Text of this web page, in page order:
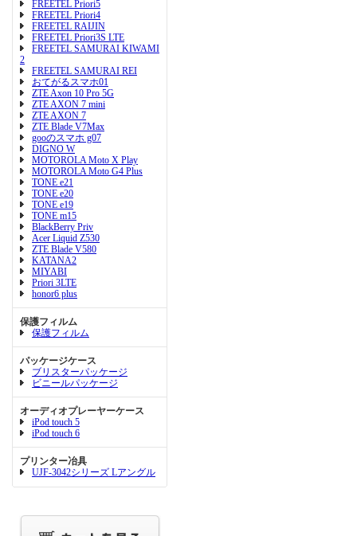
FREETEL Priori5
FREETEL Priori4
FREETEL RAIJIN
FREETEL Priori3S LTE
FREETEL SAMURAI KIWAMI
2
FREETEL SAMURAI REI
おてがるスマホ01
ZTE Axon 10 Pro 5G
ZTE AXON 7 mini
ZTE AXON 7
ZTE Blade V7Max
gooのスマホ g07
DIGNO W
MOTOROLA Moto X Play
MOTOROLA Moto G4 Plus
TONE e21
TONE e20
TONE e19
TONE m15
BlackBerry Priv
Acer Liquid Z530
ZTE Blade V580
KATANA2
MIYABI
Priori 3LTE
honor6 plus
保護フィルム
保護フィルム
パッケージケース
ブリスターパッケージ
ビニールパッケージ
オーディオプレーヤーケース
iPod touch 5
iPod touch 6
プリンター冶具
UJF-3042シリーズ Lアングル